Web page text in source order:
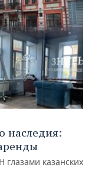
наследия:
казанских